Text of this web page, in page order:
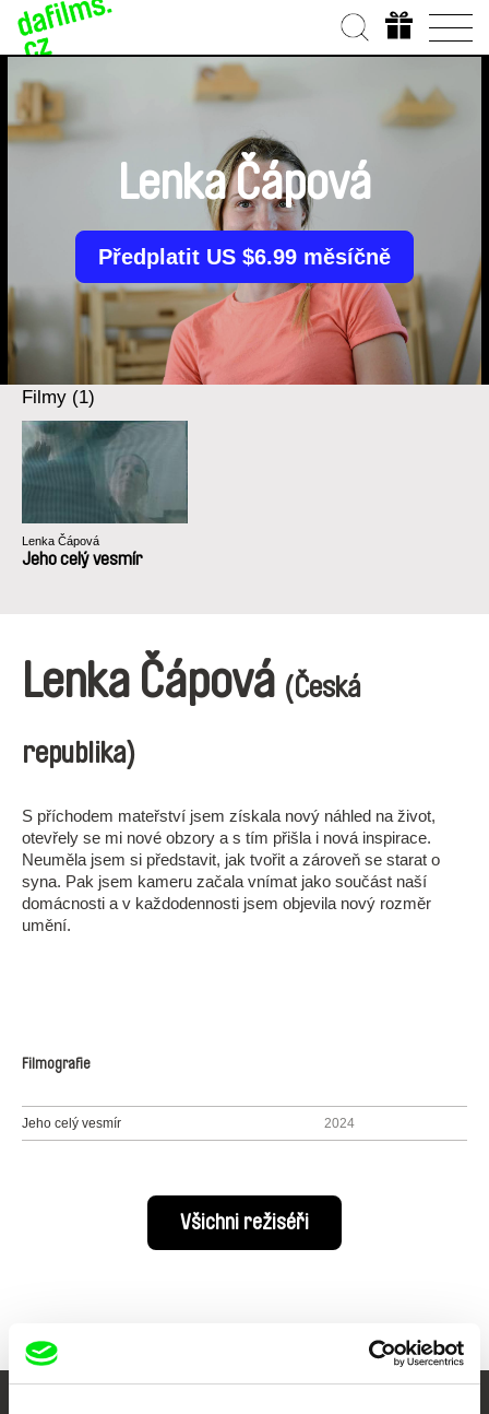
Lenka Čápová
Předplatit US $6.99 měsíčně
Filmy (1)
Lenka Čápová
Jeho celý vesmír
Lenka Čápová (Česká
republika)
S příchodem mateřství jsem získala nový náhled na život,
otevřely se mi nové obzory a s tím přišla i nová inspirace.
Neuměla jsem si představit, jak tvořit a zároveň se starat o
syna. Pak jsem kameru začala vnímat jako součást naší
domácnosti a v každodennosti jsem objevila nový rozměr
umění.
Filmografie
Jeho celý vesmír 2024
Všichni režiséři